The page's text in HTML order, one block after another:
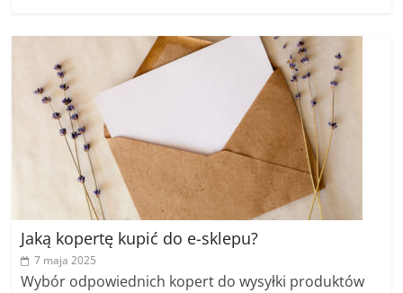
Jaką kopertę kupić do e-sklepu?
7 maja 2025
Wybór odpowiednich kopert do wysyłki produktów